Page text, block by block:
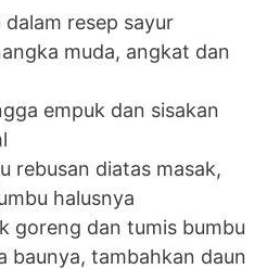
resep sayur
muda, angkat dan
empuk dan sisakan
rebusan diatas masak,
halusnya
goreng dan tumis bumbu
baunya, tambahkan daun